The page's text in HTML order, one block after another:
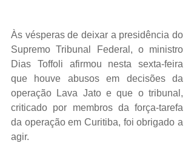
Às vésperas de deixar a presidência do
Supremo Tribunal Federal, o ministro
Dias Toffoli afirmou nesta sexta-feira
que houve abusos em decisões da
operação Lava Jato e que o tribunal,
criticado por membros da força-tarefa
da operação em Curitiba, foi obrigado a
agir.